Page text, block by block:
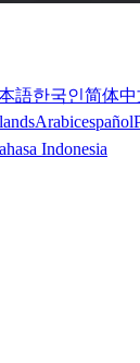
語한국인简体中
Arabicespañol
Indonesia